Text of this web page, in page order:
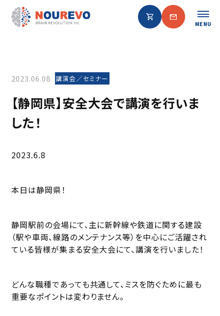
MENU
2023.06.08 講演会／セミナー
【静岡県】安全大会で講演を行いま
した！
2023.6.8
本日は静岡県！
静岡駅前の会場にて、主に新幹線や鉄道に関する建設
（駅や車両、線路のメンテナンス等）を中心にご活躍され
ている皆様が集まる安全大会にて、講演を行いました！
どんな職種であっても共通して、ミスを防ぐために最も
重要なポイントは変わりません。